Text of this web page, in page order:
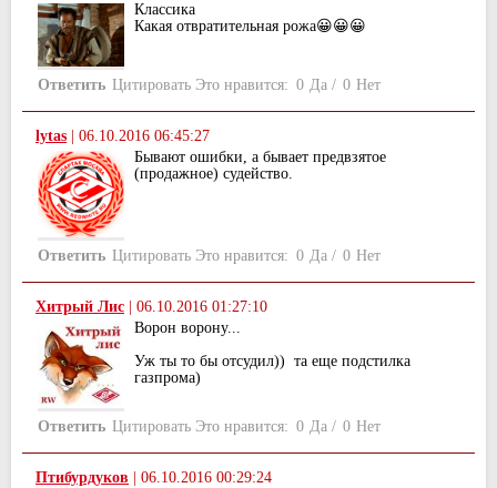
Классика
Какая отвратительная рожа😀😀😀
Ответить Цитировать Это нравится: 0 Да / 0 Нет
lytas
06.10.2016 06:45:27
Бывают ошибки, а бывает предвзятое
(продажное) судейство.
Ответить Цитировать Это нравится: 0 Да / 0 Нет
Хитрый Лис
06.10.2016 01:27:10
Ворон ворону...
Уж ты то бы отсудил)) та еще подстилка
газпрома)
Ответить Цитировать Это нравится: 0 Да / 0 Нет
Птибурдуков
06.10.2016 00:29:24